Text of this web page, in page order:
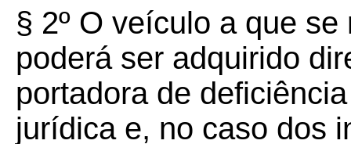
§ 2º O veículo a que
poderá ser adquirido
portadora de
jurídica e, no caso dos